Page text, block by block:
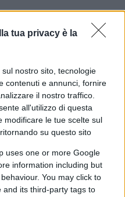
tua privacy è la
nostro sito, tecnologie
contenuti e annunci, fornire
il nostro traffico.
all'utilizzo di questa
modificare le tue scelte sul
su questo sito
uses one or more Google
information including but
You may click to
its third-party tags to
nella sua
consentono strette